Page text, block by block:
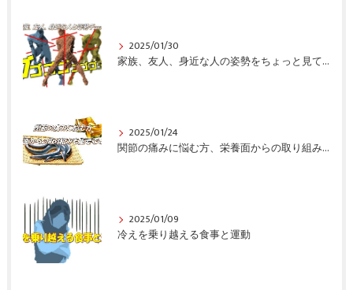
2025/01/30
家族、友人、身近な人の姿勢をちょっと見てみませんか？
2025/01/24
関節の痛みに悩む方、栄養面からの取り組みも重要ですよ！
2025/01/09
冷えを乗り越える食事と運動